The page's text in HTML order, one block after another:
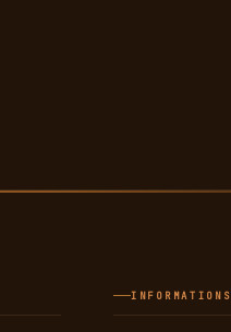
INFORMATIONS